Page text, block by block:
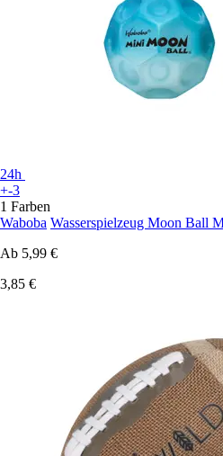
24h
+-3
1 Farben
Waboba Wasserspielzeug Moon Ball
Ab 5,99 €
3,85 €